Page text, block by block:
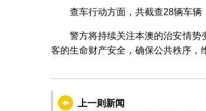
查车行动方面，共截查28辆车辆
警方将持续关注本澳的治安情势
客的生命财产安全，确保公共秩序，
上一则新闻